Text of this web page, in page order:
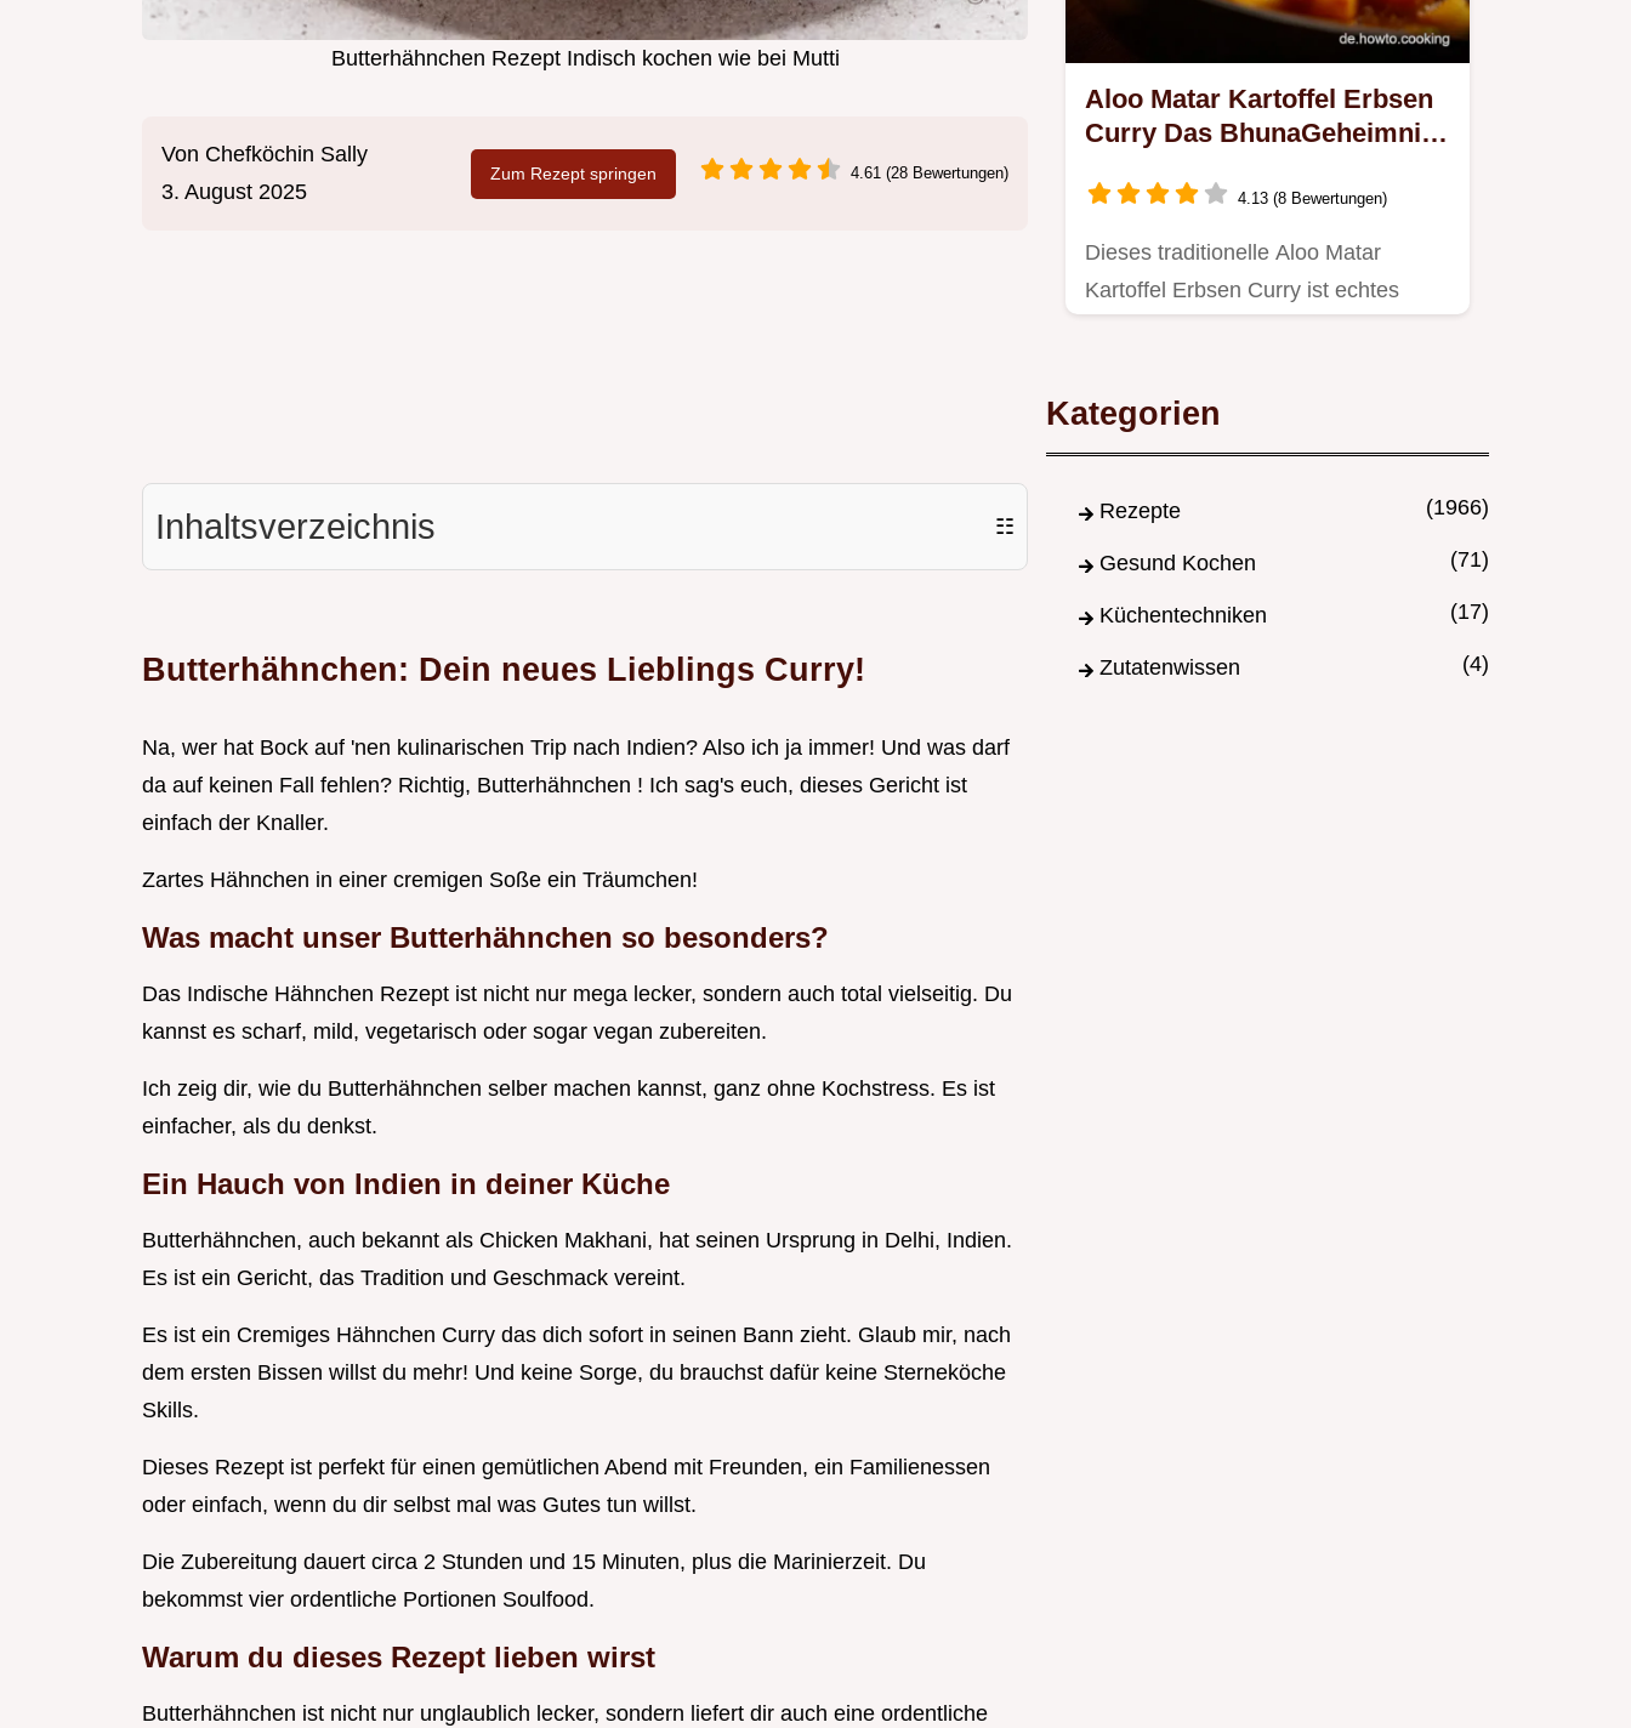
Butterhähnchen Rezept Indisch kochen wie bei Mutti
Von Chefköchin Sally
3. August 2025
Zum Rezept springen 4.61 (28 Bewertungen)
Inhaltsverzeichnis ☷
Butterhähnchen: Dein neues Lieblings Curry!
Na, wer hat Bock auf 'nen kulinarischen Trip nach Indien? Also ich ja immer! Und was darf
da auf keinen Fall fehlen? Richtig, Butterhähnchen ! Ich sag's euch, dieses Gericht ist
einfach der Knaller.
Zartes Hähnchen in einer cremigen Soße ein Träumchen!
Was macht unser Butterhähnchen so besonders?
Das Indische Hähnchen Rezept ist nicht nur mega lecker, sondern auch total vielseitig. Du
kannst es scharf, mild, vegetarisch oder sogar vegan zubereiten.
Ich zeig dir, wie du Butterhähnchen selber machen kannst, ganz ohne Kochstress. Es ist
einfacher, als du denkst.
Ein Hauch von Indien in deiner Küche
Butterhähnchen, auch bekannt als Chicken Makhani, hat seinen Ursprung in Delhi, Indien.
Es ist ein Gericht, das Tradition und Geschmack vereint.
Es ist ein Cremiges Hähnchen Curry das dich sofort in seinen Bann zieht. Glaub mir, nach
dem ersten Bissen willst du mehr! Und keine Sorge, du brauchst dafür keine Sterneköche
Skills.
Dieses Rezept ist perfekt für einen gemütlichen Abend mit Freunden, ein Familienessen
oder einfach, wenn du dir selbst mal was Gutes tun willst.
Die Zubereitung dauert circa 2 Stunden und 15 Minuten, plus die Marinierzeit. Du
bekommst vier ordentliche Portionen Soulfood.
Warum du dieses Rezept lieben wirst
Butterhähnchen ist nicht nur unglaublich lecker, sondern liefert dir auch eine ordentliche
Aloo Matar Kartoffel Erbsen
Curry Das BhunaGeheimnis
4.13 (8 Bewertungen)
Dieses traditionelle Aloo Matar
Kartoffel Erbsen Curry ist echtes
Kategorien
Rezepte (1966)
Gesund Kochen (71)
Küchentechniken (17)
Zutatenwissen (4)